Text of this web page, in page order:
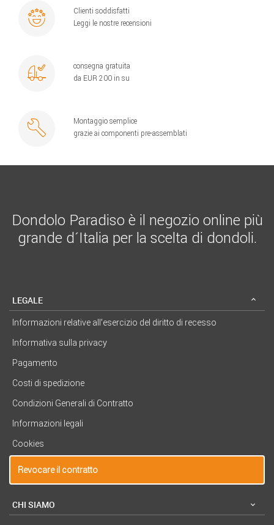
Clienti soddisfatti
Leggi le nostre recensioni
consegna gratuita
da EUR 200 in su
Montaggio semplice
grazie ai componenti pre-assemblati
Dondolo Paradiso è il negozio online più
grande d´Italia per la scelta di dondoli.
LEGALE
Informazioni relative all’esercizio del diritto di recesso
Informativa sulla privacy
Pagamento
Costi di spedizione
Condizioni Generali di Contratto
Informazioni legali
Cookies
Revocare il contratto
CHI SIAMO